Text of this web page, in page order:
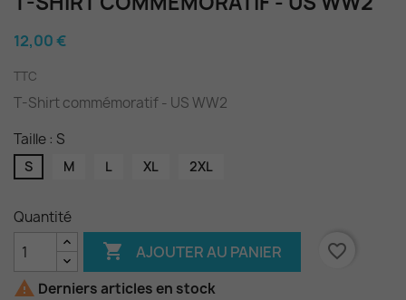
12,00 €
TTC
T-Shirt commémoratif - US WW2
Taille : S
S M L XL 2XL
Quantité
 AJOUTER AU PANIER
favorite_border
 Derniers articles en stock